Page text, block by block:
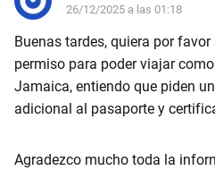
26/12/2025 a las 01:18
Buenas tardes, quiera por
permiso para poder viajar
Jamaica, entiendo que piden
adicional al pasaporte y
Agradezco mucho toda la